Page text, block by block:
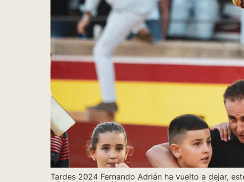
Tardes 2024 Fernando Adrián ha vuelto a dejar,